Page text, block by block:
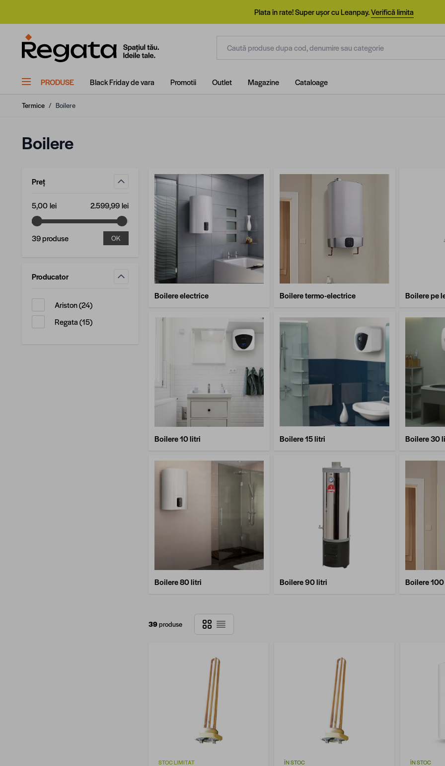
Plata în rate! Super ușor cu Leanpay.Verifică limita
PRODUSE Black Friday de vara Promotii Outlet Magazine Cataloage
Termice / Boilere
Boilere
Preț
Valoare minimă
5,00 lei Valoare maximă
2.599,99 lei
39 produse OK
Producator
Ariston(24produse disponibile
)
Regata(15produse disponibile
)
Boilere electrice Boilere termo-electrice Boilere pe
Boilere 10 litri Boilere 15 litri Boilere 30
Boilere 80 litri Boilere 90 litri Boilere
39produse Grilă
Listă
STOC LIMITAT ÎN STOC ÎN STOC